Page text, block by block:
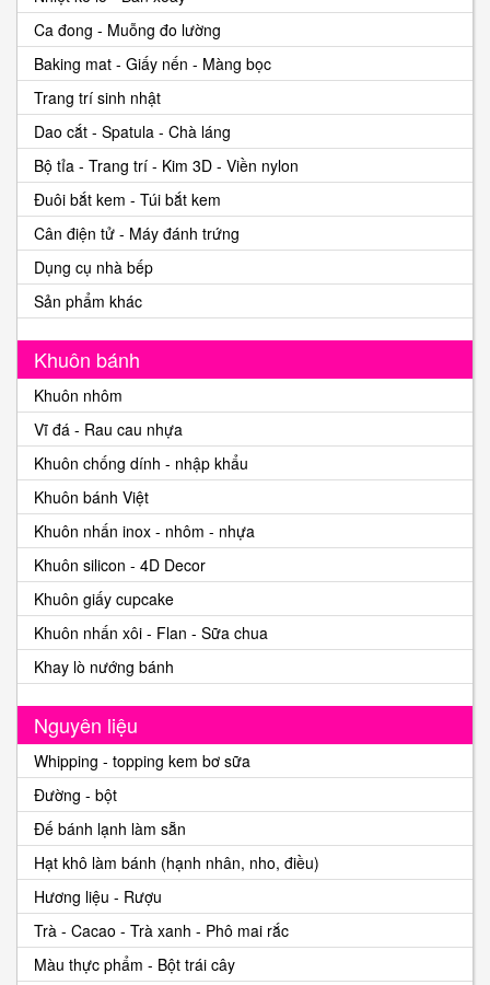
Ca đong - Muỗng đo lường
Baking mat - Giấy nến - Màng bọc
Trang trí sinh nhật
Dao cắt - Spatula - Chà láng
Bộ tỉa - Trang trí - Kim 3D - Viền nylon
Đuôi bắt kem - Túi bắt kem
Cân điện tử - Máy đánh trứng
Dụng cụ nhà bếp
Sản phẩm khác
Khuôn bánh
Khuôn nhôm
Vĩ đá - Rau cau nhựa
Khuôn chống dính - nhập khẩu
Khuôn bánh Việt
Khuôn nhấn inox - nhôm - nhựa
Khuôn silicon - 4D Decor
Khuôn giấy cupcake
Khuôn nhấn xôi - Flan - Sữa chua
Khay lò nướng bánh
Nguyên liệu
Whipping - topping kem bơ sữa
Đường - bột
Đế bánh lạnh làm sẵn
Hạt khô làm bánh (hạnh nhân, nho, điều)
Hương liệu - Rượu
Trà - Cacao - Trà xanh - Phô mai rắc
Màu thực phẩm - Bột trái cây